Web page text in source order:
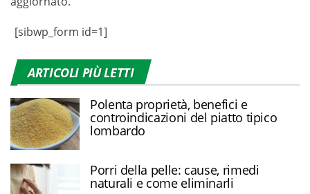
[sibwp_form id=1]
ARTICOLI PIÙ LETTI
Polenta proprietà, benefici e
controindicazioni del piatto tipico
lombardo
Porri della pelle: cause, rimedi
naturali e come eliminarli